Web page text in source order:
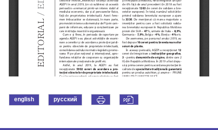
english русский